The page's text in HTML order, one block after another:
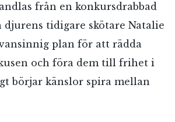
från en konkursdrabbad
djurens tidigare skötare Natalie
plan för att rädda
och föra dem till frihet i
börjar känslor spira mellan